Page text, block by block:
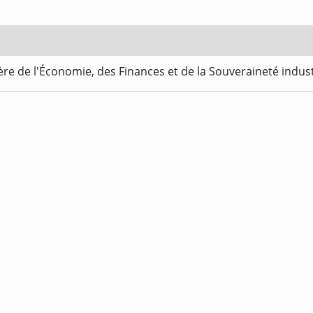
de l'Économie, des Finances et de la Souveraineté